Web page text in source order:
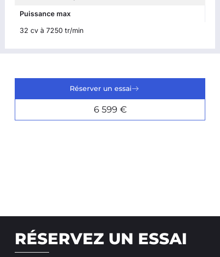
Puissance max
32 cv à 7250 tr/min
Réserver un essai
6 599 €
RÉSERVEZ UN ESSAI